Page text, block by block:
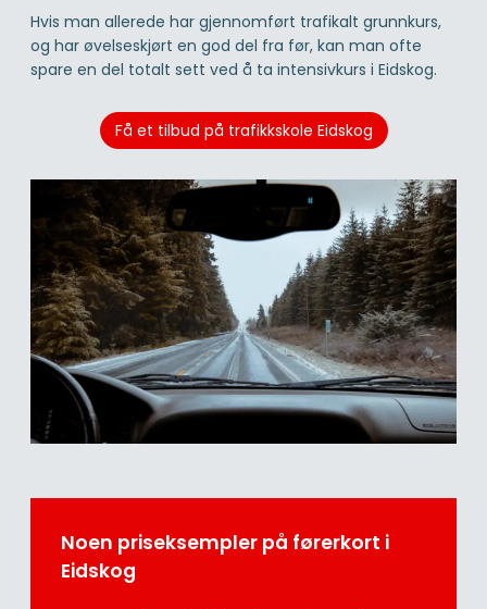
Hvis man allerede har gjennomført trafikalt grunnkurs,
og har øvelseskjørt en god del fra før, kan man ofte
spare en del totalt sett ved å ta intensivkurs i Eidskog.
Få et tilbud på trafikkskole Eidskog
Noen priseksempler på førerkort i
Eidskog